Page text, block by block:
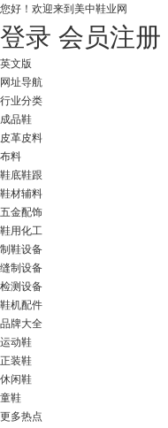
您好！ 欢迎来到美中鞋业网
登录 会员注册
英文版
网址导航
行业分类
成品鞋
皮革皮料
布料
鞋底鞋跟
鞋材辅料
五金配饰
鞋用化工
制鞋设备
缝制设备
检测设备
鞋机配件
品牌大全
运动鞋
正装鞋
休闲鞋
童鞋
更多热点